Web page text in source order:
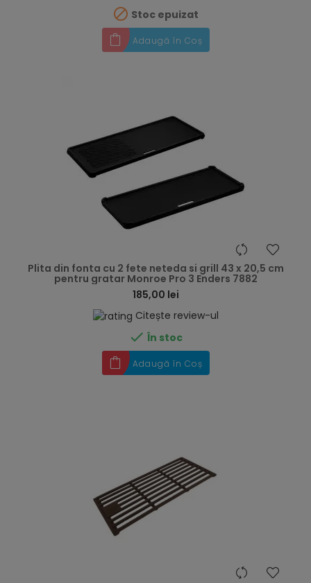
 Stoc epuizat
Adaugă în Coș
Plita din fonta cu 2 fete neteda si grill 43 x 20,5 cm
pentru gratar Monroe Pro 3 Enders 7882
185,00 lei
Citește review-ul
 În stoc
Adaugă în Coș